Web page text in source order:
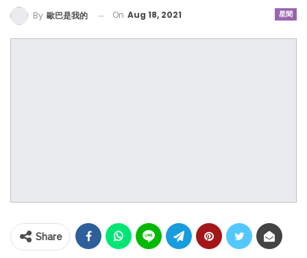
星聞
By 歐巴是我的 On Aug 18, 2021
Share